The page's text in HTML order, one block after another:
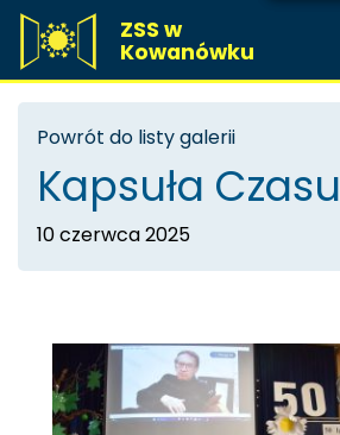
ZSS w
Kowanówku
Powrót do listy galerii
Kapsuła Czasu
10 czerwca 2025